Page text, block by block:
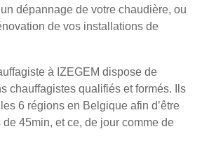
dépannage de votre chaudière, ou
de vos installations de
à IZEGEM dispose de
chauffagistes qualifiés et formés. Ils
6 régions en Belgique afin d’être
45min, et ce, de jour comme de